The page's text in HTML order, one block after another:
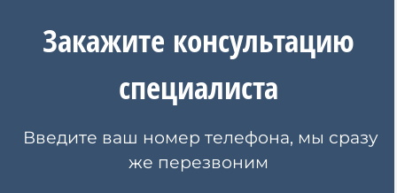
Закажите консультацию
специалиста
Введите ваш номер телефона, мы сразу
же перезвоним